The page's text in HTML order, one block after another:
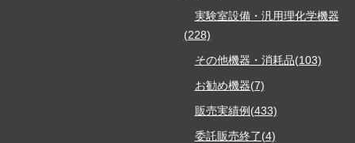
実験室設備・汎用理化学機器
(228)
その他機器・消耗品(103)
お勧め機器(7)
販売実績例(433)
委託販売終了(4)